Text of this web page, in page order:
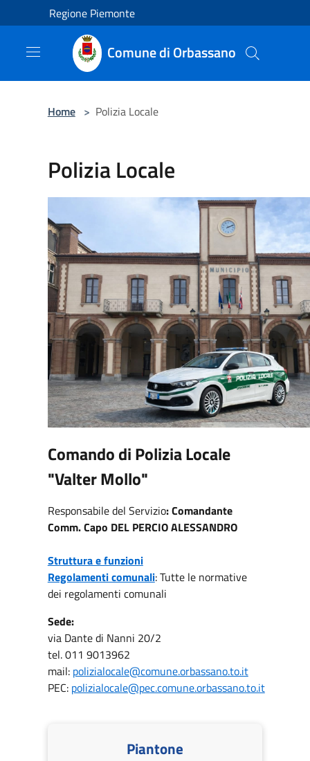
Salta al contenuto principale
Regione Piemonte
Comune di Orbassano
Home > Polizia Locale
Polizia Locale
Comando di Polizia Locale
"Valter Mollo"
Responsabile del Servizio: Comandante
Comm. Capo DEL PERCIO ALESSANDRO
Struttura e funzioni
Regolamenti comunali: Tutte le normative
dei regolamenti comunali
Sede:
via Dante di Nanni 20/2
tel. 011 9013962
mail: polizialocale@comune.orbassano.to.it
PEC: polizialocale@pec.comune.orbassano.to.it
Piantone